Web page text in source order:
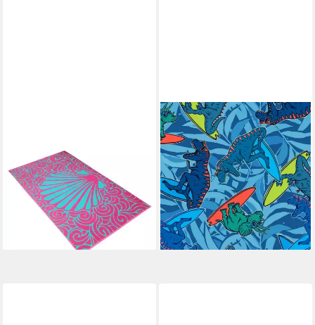
Aqua Flow, Webvelours
(Stück, 1-St), Baumwolle in
Veloursqualität
44,99 €
lieferbar - in 6-8 Werktagen bei dir
EGERIA
Strandtuch T-Rex, Velours (1-
St), 75x150 cm, Velours
19,19 € UVP24,95 €
-23%
lieferbar - in 3-4 Werktagen bei dir